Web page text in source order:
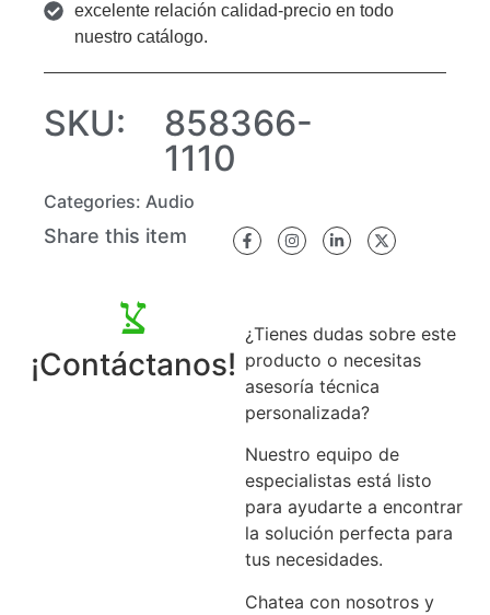
¡Contáctanos!
¿Tienes dudas sobre este
producto o necesitas
asesoría técnica
personalizada?
Nuestro equipo de
especialistas está listo
para ayudarte a encontrar
la solución perfecta para
tus necesidades.
Chatea con nosotros y
excelente relación calidad-precio en todo
nuestro catálogo.
SKU:
858366-
1110
Categories: Audio
Share this item